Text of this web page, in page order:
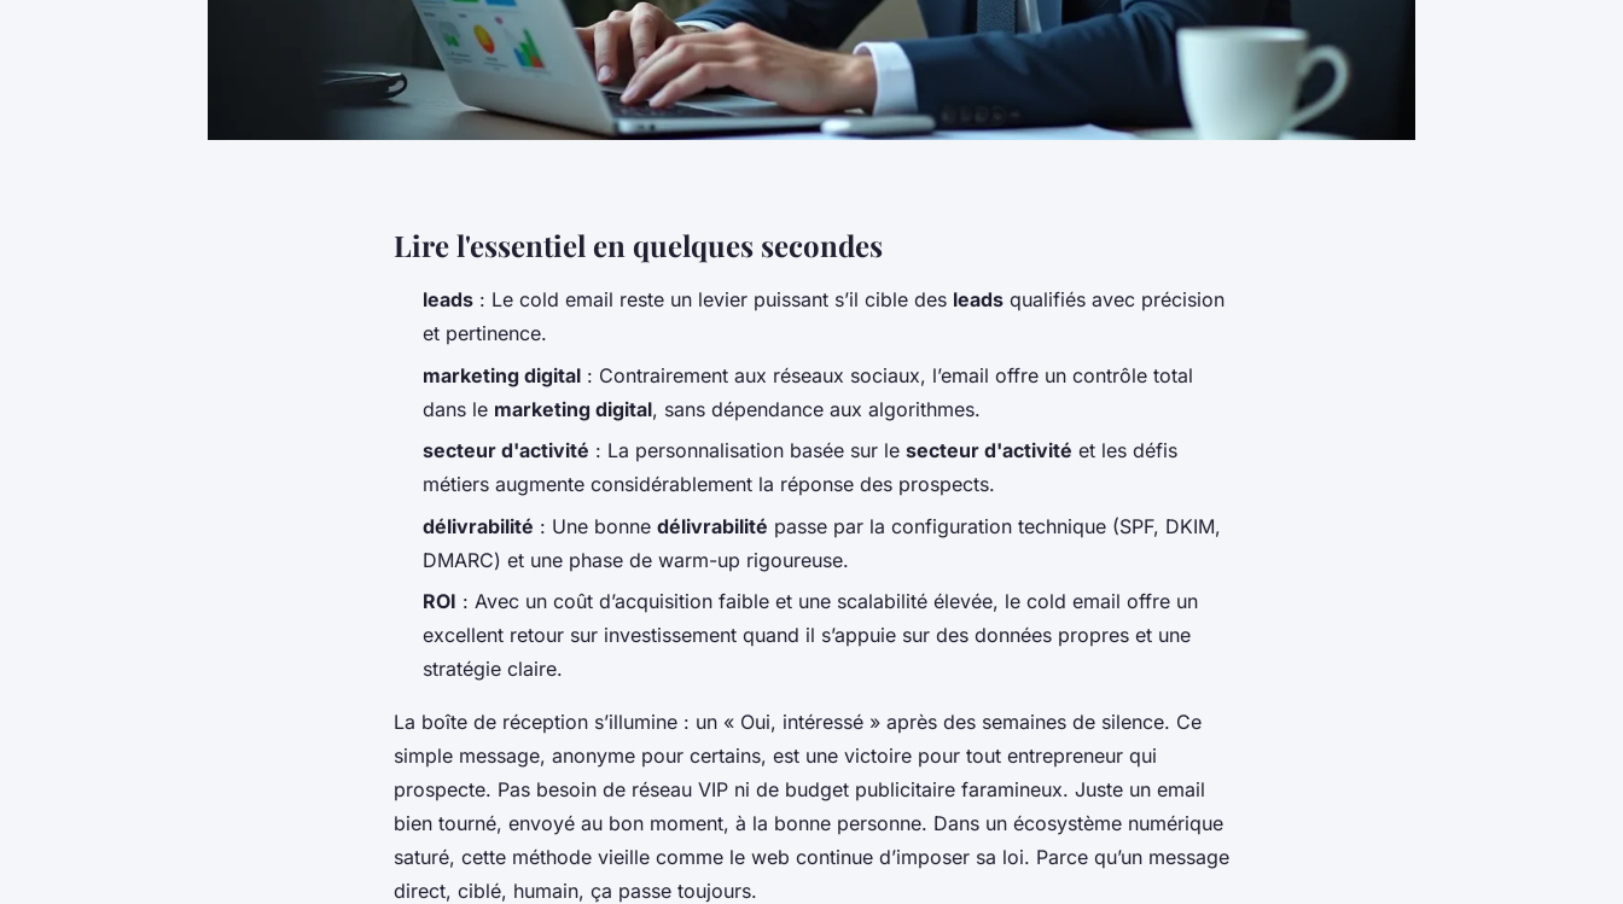
Lire l'essentiel en quelques secondes
leads : Le cold email reste un levier puissant s’il cible des leads qualifiés avec précision
et pertinence.
marketing digital : Contrairement aux réseaux sociaux, l’email offre un contrôle total
dans le marketing digital, sans dépendance aux algorithmes.
secteur d'activité : La personnalisation basée sur le secteur d'activité et les défis
métiers augmente considérablement la réponse des prospects.
délivrabilité : Une bonne délivrabilité passe par la configuration technique (SPF, DKIM,
DMARC) et une phase de warm-up rigoureuse.
ROI : Avec un coût d’acquisition faible et une scalabilité élevée, le cold email offre un
excellent retour sur investissement quand il s’appuie sur des données propres et une
stratégie claire.
La boîte de réception s’illumine : un « Oui, intéressé » après des semaines de silence. Ce
simple message, anonyme pour certains, est une victoire pour tout entrepreneur qui
prospecte. Pas besoin de réseau VIP ni de budget publicitaire faramineux. Juste un email
bien tourné, envoyé au bon moment, à la bonne personne. Dans un écosystème numérique
saturé, cette méthode vieille comme le web continue d’imposer sa loi. Parce qu’un message
direct, ciblé, humain, ça passe toujours.